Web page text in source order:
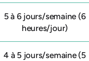
5 à 6 jours/semaine (6
heures/jour)
4 à 5 jours/semaine (5